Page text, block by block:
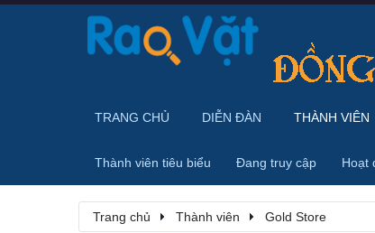
Trang chủ Thành viên Gold Store
TRANG CHỦ DIỄN ĐÀN THÀNH VIÊN
Thành viên tiêu biểu Đang truy cập Hoạt